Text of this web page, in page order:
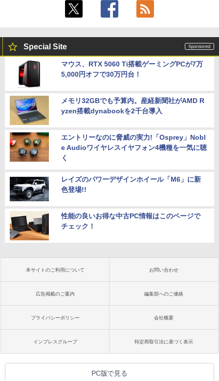
Special Site
マウス、RTX 5060 Ti搭載ゲーミングPCが7万
5,000円オフで30万円台！
メモリ32GBでも予算内。産経新聞社がAMD R
yzen搭載dynabookを2千台導入
エントリーなのに脅威の実力!「Osprey」Nobl
e Audioワイヤレスイヤフォン4機種を一気に聴
く
レイズのパワーデザインホイール「M6」に新
色登場!!
性能の良いお得な中古PC情報はこのページで
チェック！
本サイトのご利用について お問い合わせ
広告掲載のご案内 編集部へのご連絡
プライバシーポリシー 会社概要
インプレスグループ 特定商取引法に基づく表示
PC版で見る